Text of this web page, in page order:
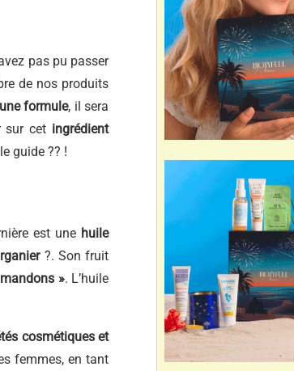
pas pu passer
de nos produits
formule, il sera
sur cet ingrédient
guide ?? !
est une huile
?. Son fruit
». L’huile
cosmétiques et
femmes, en tant